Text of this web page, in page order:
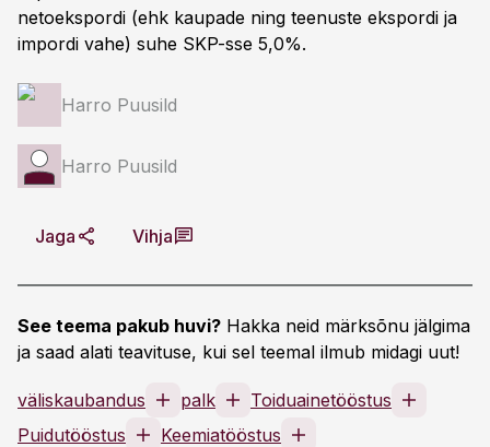
netoekspordi (ehk kaupade ning teenuste ekspordi ja
impordi vahe) suhe SKP-sse 5,0%.
Harro Puusild
Harro Puusild
Jaga Vihja
See teema pakub huvi? Hakka neid märksõnu jälgima
ja saad alati teavituse, kui sel teemal ilmub midagi uut!
väliskaubandus palk
Toiduainetööstus
Puidutööstus
Keemiatööstus